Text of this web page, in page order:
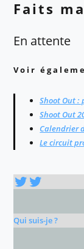
Faits
En attente
Voir
Shoot Out
Shoot Out
Calendrier
Le circuit
Twitter
Twitter
Qui suis-je ?